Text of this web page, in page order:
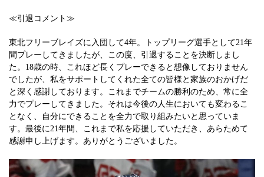
≪引退コメント≫
東北フリーブレイズに入団して4年。トップリーグ選手として21年
間プレーしてきましたが、この度、引退することを決断しまし
た。18歳の時、これほど長くプレーできると想像しておりません
でしたが、私をサポートしてくれた全ての皆様と家族のおかげだ
と深く感謝しております。これまでチームの勝利のため、常に全
力でプレーしてきました。それは今後の人生においても変わるこ
となく、自分にできることを全力で取り組みたいと思っていま
す。最後に21年間、これまで私を応援していただき、あらためて
感謝申し上げます。ありがとうございました。